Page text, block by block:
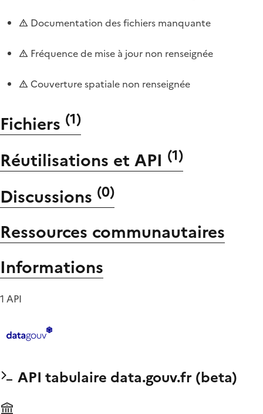
Documentation des fichiers manquante
Fréquence de mise à jour non renseignée
Couverture spatiale non renseignée
Fichiers (1)
Réutilisations et API (1)
Discussions (0)
Ressources communautaires
Informations
1 API
API tabulaire data.gouv.fr (beta)